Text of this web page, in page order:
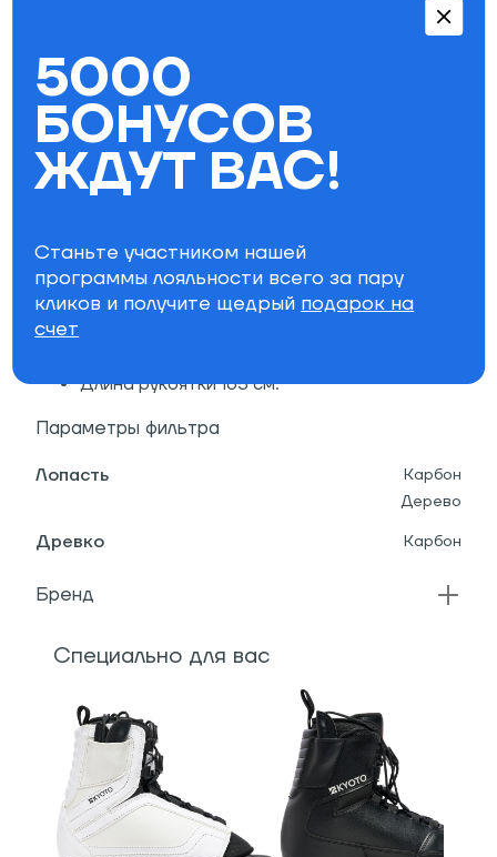
долговечности и снижения риска потери
устойчивости
Сохраняет максимальное усилие, обладая
отличной гибкостью
Вставка из ABS по краю лезвия для
дополнительной прочности
Дополнительное усиление на шейке лезвия
Карбоновая рукоятка с круглым профилем
S40
Размер лезвия S: 53,5 х 15,7 см
Длина рукоятки 165 см.
Параметры фильтра
Лопасть
Карбон
Дерево
Древко Карбон
Бренд
Специально для вас
5000
БОНУСОВ
ЖДУТ ВАС!
Станьте участником нашей
программы лояльности всего за пару
кликов и получите щедрый подарок на
счет